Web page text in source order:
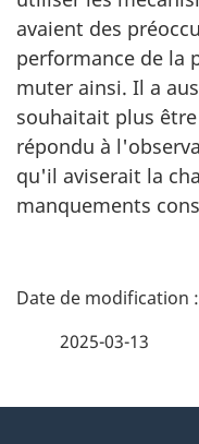
avaient des
performance de la
muter ainsi. Il a
souhaitait plus
répondu à
qu'il aviserait la
manquements
D
2025-03-13